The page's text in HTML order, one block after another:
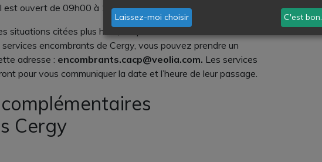
est ouvert de 09h00 à 16h00.
situations citées plus haut, et que vous rencontrez des
encombrants de Cergy, vous pouvez prendre un
adresse : encombrants.cacp@veolia.com. Les services
pour vous communiquer la date et l’heure de leur passage.
Cergy
Laissez-moi choisir C'est bon.